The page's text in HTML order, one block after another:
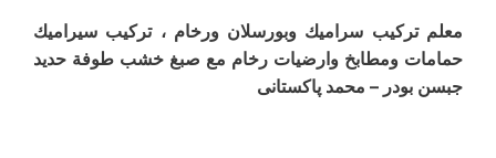
معلم ترکیب سرامیك وبورسلان ورخام ، تركيب سيراميك
حمامات ومطابخ وارضیات رخام مع صبغ خشب طوفة حدید
جبسن بودر – محمد پاکستانی